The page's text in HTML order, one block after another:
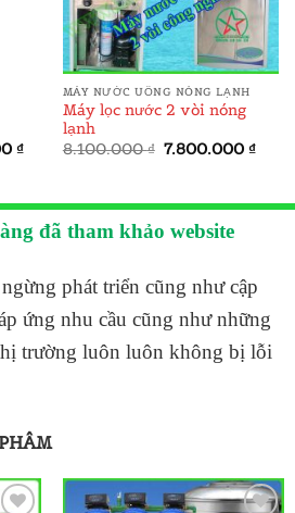
₫Giá
3.600.000 ₫.
MÁY NƯỚC UỐNG NÓNG LẠNH
Máy lọc nước 2 vòi nóng
lạnh
8.100.000₫ Giá
7.800.000 ₫Giá
đã tham khảo website
phát triển cũng như cập
ứng nhu cầu cũng như những
trường luôn luôn không bị lỗi